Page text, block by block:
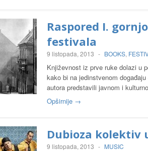
Raspored I.
festivala
9 listopada, 2013 - BOOKS,
Književnost iz prve ruke dolazi u
kako bi na jedinstvenom
autora predstavili javnom i
Opširnije →
Dubioza kolektiv
9 listopada, 2013 - MUSIC